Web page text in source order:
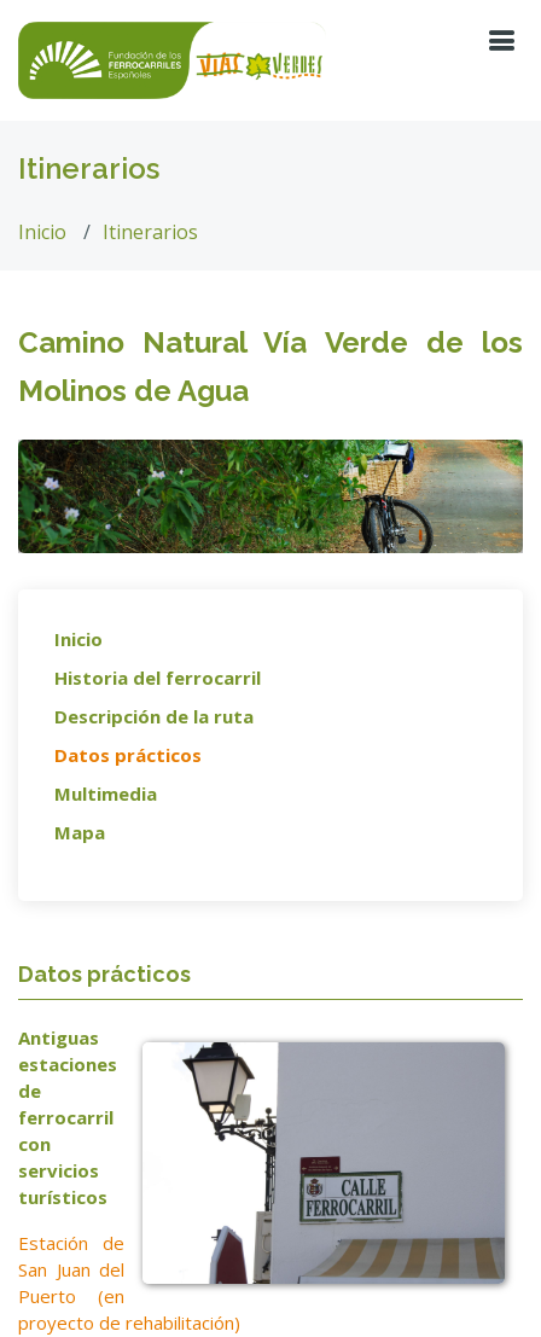
Itinerarios
Inicio Itinerarios
Camino Natural Vía Verde de los
Molinos de Agua
Inicio
Historia del ferrocarril
Descripción de la ruta
Datos prácticos
Multimedia
Mapa
Datos prácticos
Antiguas
estaciones
de
ferrocarril
con
servicios
turísticos
Estación de
San Juan del
Puerto (en
proyecto de rehabilitación)